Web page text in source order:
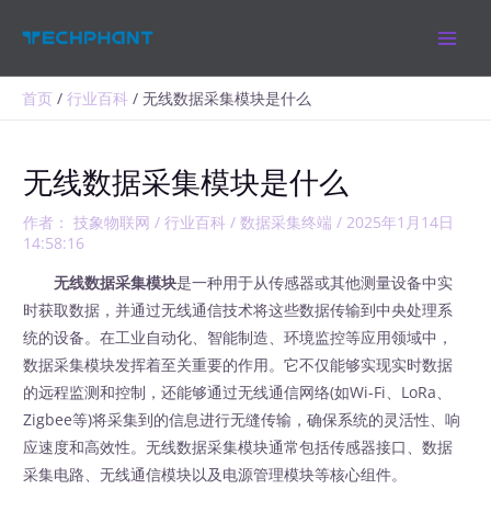
首页 行业百科 无线数据采集模块是什么
无线数据采集模块是什么
作者： 技象物联网/行业百科 /数据采集终端 /2025年1月14日
14:58:16
无线数据采集模块是一种用于从传感器或其他测量设备中实
时获取数据，并通过无线通信技术将这些数据传输到中央处理系
统的设备。在工业自动化、智能制造、环境监控等应用领域中，
数据采集模块发挥着至关重要的作用。它不仅能够实现实时数据
的远程监测和控制，还能够通过无线通信网络(如Wi-Fi、LoRa、
Zigbee等)将采集到的信息进行无缝传输，确保系统的灵活性、响
应速度和高效性。无线数据采集模块通常包括传感器接口、数据
采集电路、无线通信模块以及电源管理模块等核心组件。